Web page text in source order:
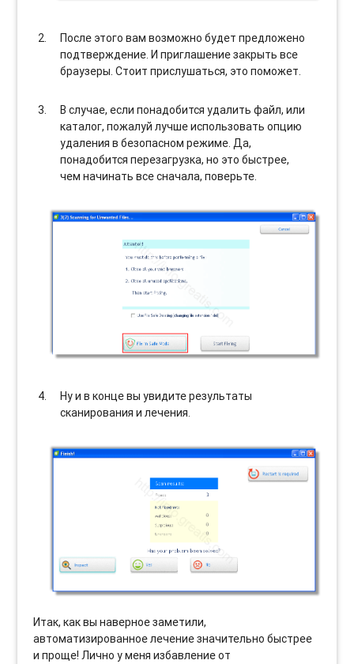
После этого вам возможно будет предложено
подтверждение. И приглашение закрыть все
браузеры. Стоит прислушаться, это поможет.
В случае, если понадобится удалить файл, или
каталог, пожалуй лучше использовать опцию
удаления в безопасном режиме. Да,
понадобится перезагрузка, но это быстрее,
чем начинать все сначала, поверьте.
Ну и в конце вы увидите результаты
сканирования и лечения.
Итак, как вы наверное заметили,
автоматизированное лечение значительно быстрее
и проще! Лично у меня избавление от